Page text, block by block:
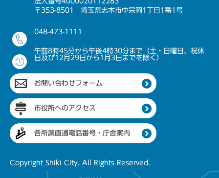
〒353-8501 埼玉県志木市中宗岡1丁目1番1号
048-473-1111
午前8時45分から午後4時30分まで（土・日曜日、祝休
日及び12月29日から1月3日までを除く）
お問い合わせフォーム
市役所へのアクセス
各所属直通電話番号・庁舎案内
Copyright Shiki City. All Rights Reserved.